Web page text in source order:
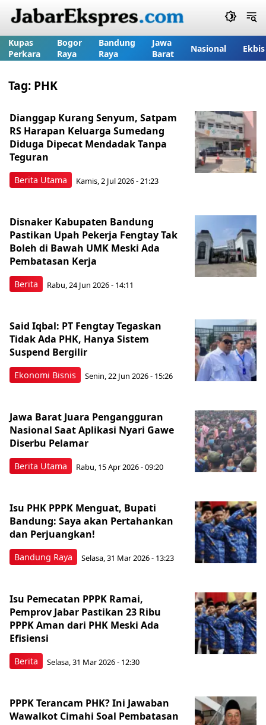
Kupas
Perkara
Bogor
Raya
Bandung
Raya
Jawa
Barat
Nasional Ekbis
Tag: PHK
Berita Utama
Dianggap Kurang Senyum, Satpam
RS Harapan Keluarga Sumedang
Diduga Dipecat Mendadak Tanpa
Teguran
Kamis, 2 Jul 2026 - 21:23
Berita
Disnaker Kabupaten Bandung
Pastikan Upah Pekerja Fengtay Tak
Boleh di Bawah UMK Meski Ada
Pembatasan Kerja
Rabu, 24 Jun 2026 - 14:11
Ekonomi Bisnis
Said Iqbal: PT Fengtay Tegaskan
Tidak Ada PHK, Hanya Sistem
Suspend Bergilir
Senin, 22 Jun 2026 - 15:26
Berita Utama
Jawa Barat Juara Pengangguran
Nasional Saat Aplikasi Nyari Gawe
Diserbu Pelamar
Rabu, 15 Apr 2026 - 09:20
Bandung Raya
Isu PHK PPPK Menguat, Bupati
Bandung: Saya akan Pertahankan
dan Perjuangkan!
Selasa, 31 Mar 2026 - 13:23
Berita
Isu Pemecatan PPPK Ramai,
Pemprov Jabar Pastikan 23 Ribu
PPPK Aman dari PHK Meski Ada
Efisiensi
Selasa, 31 Mar 2026 - 12:30
PPPK Terancam PHK? Ini Jawaban
Wawalkot Cimahi Soal Pembatasan